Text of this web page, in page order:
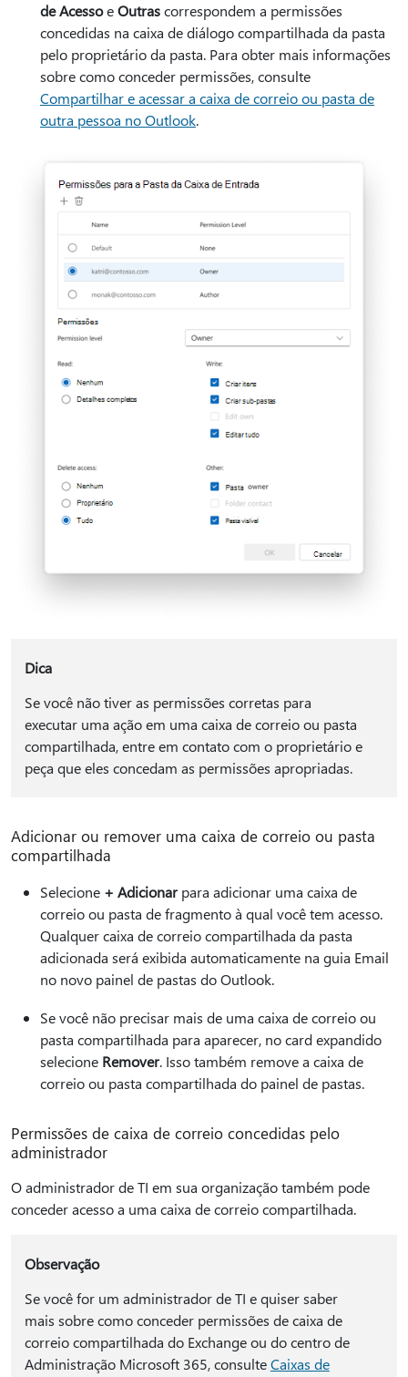
de AcessoeOutrascorrespondem a permissões
concedidas na caixa de diálogo compartilhada da pasta
pelo proprietário da pasta. Para obter mais informações
sobre como conceder permissões, consulte
Compartilhar e acessar a caixa de correio ou pasta de
outra pessoa no Outlook.
Dica
Se você não tiver as permissões corretas para
executar uma ação em uma caixa de correio ou pasta
compartilhada, entre em contato com o proprietário e
peça que eles concedam as permissões apropriadas.
Adicionar ou remover uma caixa de correio ou pasta
compartilhada
Selecione + Adicionarpara adicionar uma caixa de
correio ou pasta de fragmento à qual você tem acesso.
Qualquer caixa de correio compartilhada da pasta
adicionada será exibida automaticamente na guia Email
no novo painel de pastas do Outlook.
Se você não precisar mais de uma caixa de correio ou
pasta compartilhada para aparecer, no card expandido
selecione Remover. Isso também remove a caixa de
correio ou pasta compartilhada do painel de pastas.
Permissões de caixa de correio concedidas pelo
administrador
O administrador de TI em sua organização também pode
conceder acesso a uma caixa de correio compartilhada.
Observação
Se você for um administrador de TI e quiser saber
mais sobre como conceder permissões de caixa de
correio compartilhada do Exchange ou do centro de
Administração Microsoft 365, consulteCaixas de